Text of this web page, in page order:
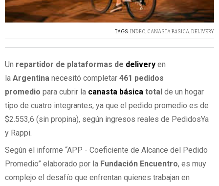
TAGS:INDEC, CANASTA BáSICA,DELIVERY
Un repartidor de plataformas de delivery en
la Argentina necesitó completar 461 pedidos
promedio para cubrir la canasta básica total de un hogar
tipo de cuatro integrantes, ya que el pedido promedio es de
$2.553,6 (sin propina), según ingresos reales de PedidosYa
y Rappi.
Según el informe “APP - Coeficiente de Alcance del Pedido
Promedio” elaborado por la Fundación Encuentro, es muy
complejo el desafío que enfrentan quienes trabajan en